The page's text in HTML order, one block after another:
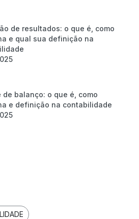
de resultados: o que é, como
e qual sua definição na
de balanço: o que é, como
e definição na contabilidade